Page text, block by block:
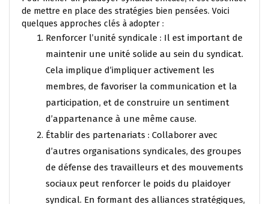
de mettre en place des stratégies bien pensées. Voici
quelques approches clés à adopter :
Renforcer l’unité syndicale : Il est important de
maintenir une unité solide au sein du syndicat.
Cela implique d’impliquer activement les
membres, de favoriser la communication et la
participation, et de construire un sentiment
d’appartenance à une même cause.
Établir des partenariats : Collaborer avec
d’autres organisations syndicales, des groupes
de défense des travailleurs et des mouvements
sociaux peut renforcer le poids du plaidoyer
syndical. En formant des alliances stratégiques,